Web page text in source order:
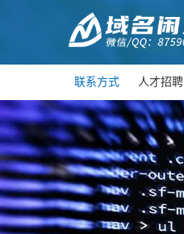
联系方式 人才招聘